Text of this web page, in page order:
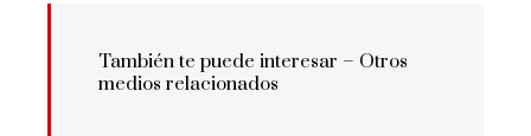
También te puede interesar – Otros
medios relacionados